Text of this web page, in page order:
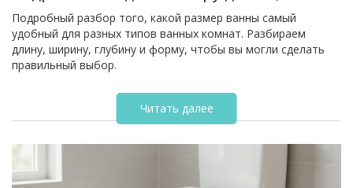
ширины и глубины
Подробный разбор того, какой размер ванны самый
удобный для разных типов ванных комнат. Разбираем
длину, ширину, глубину и форму, чтобы вы могли сделать
правильный выбор.
Читать далее